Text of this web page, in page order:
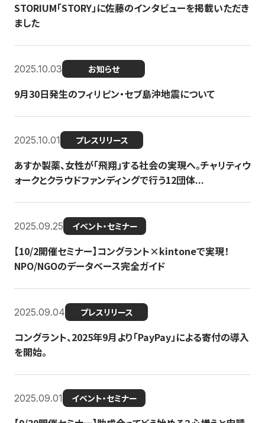
STORIUM「STORY」に佐藤のインタビューを掲載いただき
ました
2025.10.03 お知らせ
9月30日発生のフィリピン・セブ島沖地震について
2025.10.01 プレスリリース
あすか製薬、女性が「飛翔」する社会の実現へ。チャリティウ
ォークとクラウドファンディングで行う12団体...
2025.09.25 イベント・セミナー
【10/2開催セミナー】コングラント×kintoneで実現！
NPO/NGOのデータベース完全ガイド
2025.09.04 プレスリリース
コングラント、2025年9月より「PayPay」による寄付の導入
を開始。
2025.09.01 イベント・セミナー